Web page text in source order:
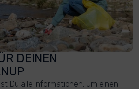
DEINEN
Du alle Informationen, um einen